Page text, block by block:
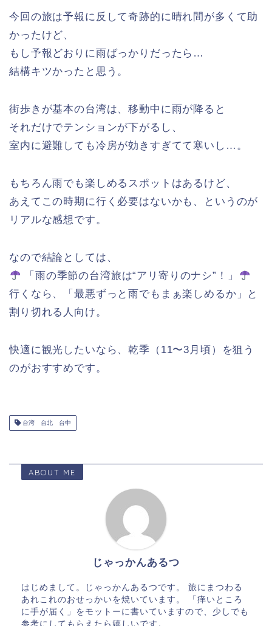
今回の旅は予報に反して奇跡的に晴れ間が多くて助
かったけど、
もし予報どおりに雨ばっかりだったら…
結構キツかったと思う。
街歩きが基本の台湾は、移動中に雨が降ると
それだけでテンションが下がるし、
室内に避難しても冷房が効きすぎてて寒いし…。
もちろん雨でも楽しめるスポットはあるけど、
あえてこの時期に行く必要はないかも、というのが
リアルな感想です。
なので結論としては、
「雨の季節の台湾旅は“アリ寄りのナシ”！」
行くなら、「最悪ずっと雨でもまぁ楽しめるか」と
割り切れる人向け。
快適に観光したいなら、乾季（11〜3月頃）を狙う
のがおすすめです。
台湾 台北 台中
ABOUT ME
じゃっかんあるつ
はじめまして。じゃっかんあるつです。 旅にまつわる
あれこれのおせっかいを焼いています。 「痒いところ
に手が届く」をモットーに書いていますので、少しでも
参考にしてもらえたら嬉しいです。